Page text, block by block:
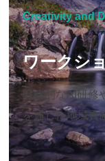
Creativity and
ワークシ
戦略的なAI研
を通じた地域貢